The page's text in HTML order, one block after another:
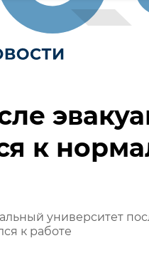
к
университет
к работе